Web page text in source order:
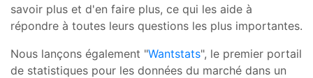
savoir plus et d'en faire plus, ce qui les aide à
répondre à toutes leurs questions les plus importantes.
Nous lançons également "Wantstats", le premier portail
de statistiques pour les données du marché dans un